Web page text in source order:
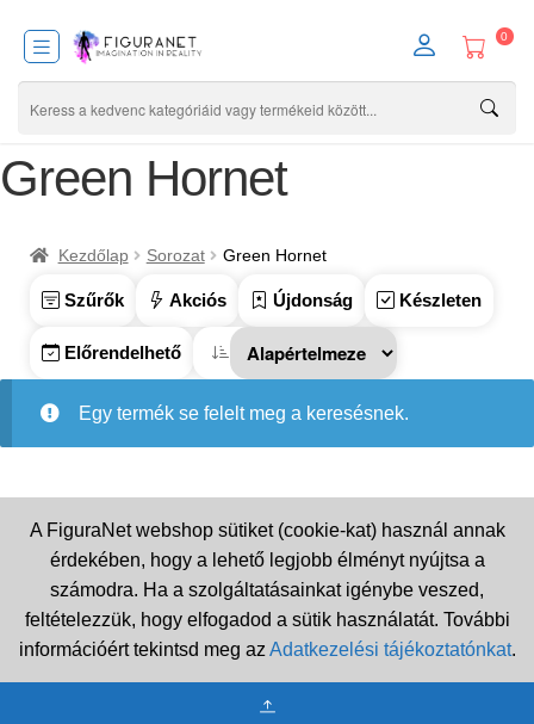
0
Green Hornet
Kezdőlap Sorozat Green Hornet
Szűrők Akciós Újdonság Készleten
Előrendelhető
Egy termék se felelt meg a keresésnek.
A FiguraNet webshop sütiket (cookie-kat) használ annak
érdekében, hogy a lehető legjobb élményt nyújtsa a
számodra. Ha a szolgáltatásainkat igénybe veszed,
feltételezzük, hogy elfogadod a sütik használatát. További
információért tekintsd meg az Adatkezelési tájékoztatónkat.